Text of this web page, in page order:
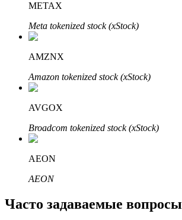
Bitrue Партнеры
Партнеры Bitrue
METAX
Meta tokenized stock (xStock)
AMZNX
Amazon tokenized stock (xStock)
AVGOX
Broadcom tokenized stock (xStock)
AEON
AEON
Часто задаваемые вопросы